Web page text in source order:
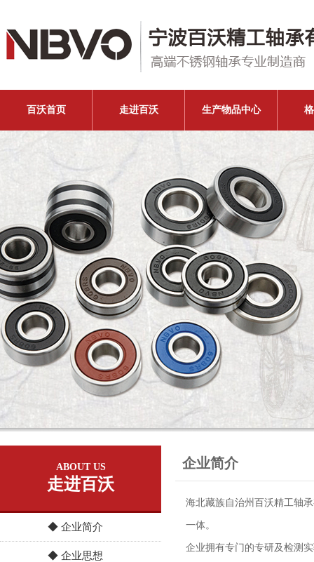
百沃首页 走进百沃 生产物品中心
ABOUT US
走进百沃
◆ 企业简介
◆ 企业思想
企业简介
海北藏族自治州百沃精工轴
一体。
企业拥有专门的专研及检测